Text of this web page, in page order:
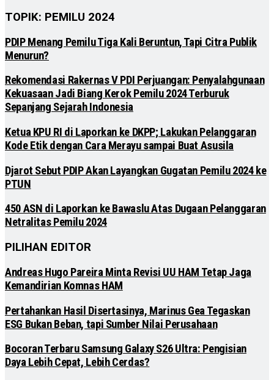
TOPIK: PEMILU 2024
PDIP Menang Pemilu Tiga Kali Beruntun, Tapi Citra Publik
Menurun?
Rekomendasi Rakernas V PDI Perjuangan: Penyalahgunaan
Kekuasaan Jadi Biang Kerok Pemilu 2024 Terburuk
Sepanjang Sejarah Indonesia
Ketua KPU RI di Laporkan ke DKPP; Lakukan Pelanggaran
Kode Etik dengan Cara Merayu sampai Buat Asusila
Djarot Sebut PDIP Akan Layangkan Gugatan Pemilu 2024 ke
PTUN
450 ASN di Laporkan ke Bawaslu Atas Dugaan Pelanggaran
Netralitas Pemilu 2024
PILIHAN EDITOR
Andreas Hugo Pareira Minta Revisi UU HAM Tetap Jaga
Kemandirian Komnas HAM
Pertahankan Hasil Disertasinya, Marinus Gea Tegaskan
ESG Bukan Beban, tapi Sumber Nilai Perusahaan
Bocoran Terbaru Samsung Galaxy S26 Ultra: Pengisian
Daya Lebih Cepat, Lebih Cerdas?